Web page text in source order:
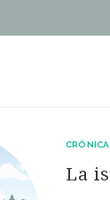
La